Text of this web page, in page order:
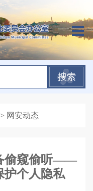
搜索
> 网安动态
偷窥偷听——
护个人隐私